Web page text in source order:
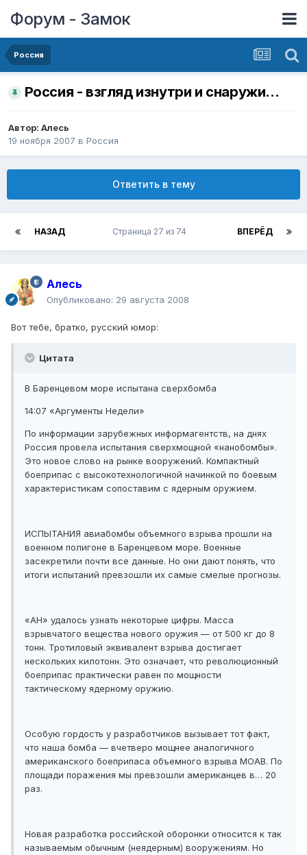
Форум - Замок
Россия
Россия - взгляд изнутри и снаружи...
Автор: Алесь
19 ноября 2007 в Россия
Ответить в тему
НАЗАД ВПЕРЁД
Страница 27 из 74
Алесь
Опубликовано: 29 августа 2008
Вот тебе, братко, русский юмор:
Цитата
В Баренцевом море испытана сверхбомба
14:07 «Аргументы Недели»
По информации зарубежных информагентств, на днях
Россия провела испытания сверхмощной «нанобомбы».
Это новое слово на рынке вооружений. Компактный
боеприпас с высокотехнологичной начинкой по боевым
характеристикам сопоставим с ядерным оружием.
ИСПЫТАНИЯ авиабомбы объемного взрыва прошли на
военном полигоне в Баренцевом море. Военные
засекретили почти все данные. Но они дают понять, что
итоги испытаний превзошли их самые смелые прогнозы.
«АН» удалось узнать некоторые цифры. Масса
взрывчатого вещества нового оружия — от 500 кг до 8
тонн. Тротиловый эквивалент взрыва достигает
нескольких килотонн. Это означает, что революционный
боеприпас практически равен по мощности
тактическому ядерному оружию.
Особую гордость у разработчиков вызывает тот факт,
что наша бомба — вчетверо мощнее аналогичного
американского боеприпаса объемного взрыва MOAB. По
площади поражения мы превзошли американцев в… 20
раз.
Новая разработка российской оборонки относится к так
называемым обычным (неядерным) вооружениям. Но